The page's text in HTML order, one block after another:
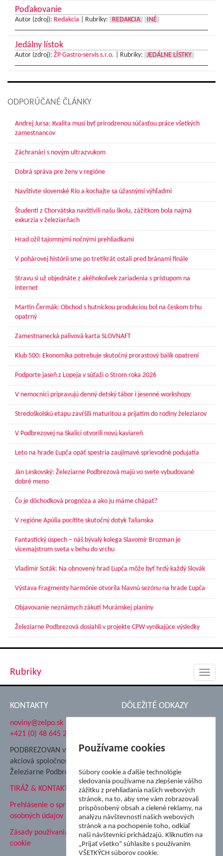
Poďakovanie
Autor (zdroj): Redakcia Rubriky: REDAKCIA INÉ
Jedálny lístok
Autor (zdroj): ŽP Gastro-servis s.r.o. Rubriky: JEDÁLNE LÍSTKY
ODPORÚČANÉ ČLÁNKY
Andrej Jursa: Kvalita musí byť prirodzenou súčasťou práce všetkých
zamestnancov
Záchranári s novým ultrazvukom
Dobrá správa pre ženy v regióne
Navštívte slovenské Rio a kochajte sa úžasnými výhľadmi
Študenti z Chorvátska navštívili našu školu, zážitkom bola najmä
exkurzia v železiarňach
Hrad ožil tajomnými nočnými prehliadkami
V pohárovej histórii sme po tretíkrát ostali pred bránami finále
Stravu si už objednáte z akéhokoľvek zariadenia s prístupom na
internet
Martin Čermák: Obchod s hutníckou produkciou bol na českom trhu
opatrný
Zamestnanecká palivová karta SLOVNAFT
Klub 500: Ekonomika potrebuje skutočný prorastový balík opatrení
Podporte jaseň z Lopeja v súťaži o Strom roka 2026
V nemocnici pripravujú denný detský tábor i jesenné workshopy
Stredoškolskú etapu zavŕšili maturitou a prijatím do rodiny železiarov
V Podbrezovej na Skalici otvorili novú kaviareň
Leto na hrade Ľupča opäť spestria zaujímavé sprievodné podujatia
Ján Leskovský: Železiarne Podbrezová majú vo svete vybudované
dobré meno
Čo je dôchodková prognóza a ako ju máme chápať?
V regióne Apúlia pocítite skutočný dotyk Talianska
Fantastický úspech – náš bývalý kolega Slavomír Brozman je
vicemajstrom sveta v behu do vrchu
Vladimír Soták: Na obnovený hrad Ľupča môže byť hrdý každý Slovák
Výstava Fragmenty harmónie otvorila hlavnú sezónu na hrade Ľupča
Objavovanie neznámych zákutí Muránskej planiny
Železiarne Podbrezová dosiahli v projekte CPW vynikajúce výsledky
Rubriky
KONTAKTY
noviny@zelpo.sk
+421 (0) 48 645 2711
PODBREZOVAN vydáva
akciová spoločnosť
Železiarne Podbrezová
TIRÁŽ & KONTAKT
Prehlásenie o spracovaní
osobných údajov
Zásady používania súborov
cookie
DÔLEŽITÉ ODKAZY
Nadácia Železiarne
ŽP Informatika s.r.o.
ŠK Železiarne Podbrezová
Tále a.s.
Používame cookies
Súbory cookie a ďalšie technológie
sledovania používame na zlepšenie vášho
zážitku z prehliadania našich webových
stránok, na to, aby sme vám zobrazovali
prispôsobený obsah a cielené reklamy, na
analýzu návštevnosti našich webových
stránok a na pochopenie toho, odkiaľ
naši návštevníci prichádzajú. Kliknutím na
„Prijať všetko” súhlasíte s používaním
VŠETKÝCH súborov cookie.